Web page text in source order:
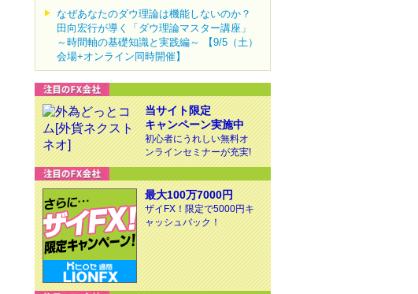
なぜあなたのダウ理論は機能しないのか？
田向宏行が導く「ダウ理論マスター講座」
～時間軸の基礎知識と実践編～ 【9/5（土）
会場+オンライン同時開催】
当サイト限定
キャンペーン実施中
初心者にうれしい無料オ
ンラインセミナーが充実!
最大100万7000円
ザイFX！限定で5000円キ
ャッシュバック！